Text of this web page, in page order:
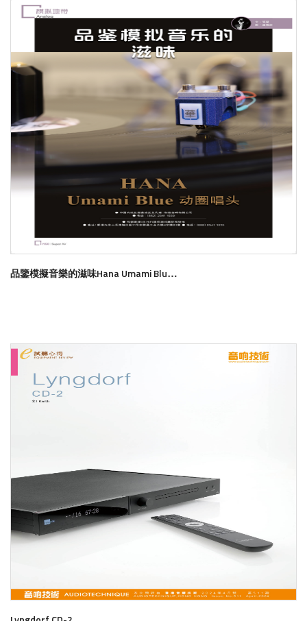
品鑒模擬音樂的滋味Hana Umami Blue動圈唱頭